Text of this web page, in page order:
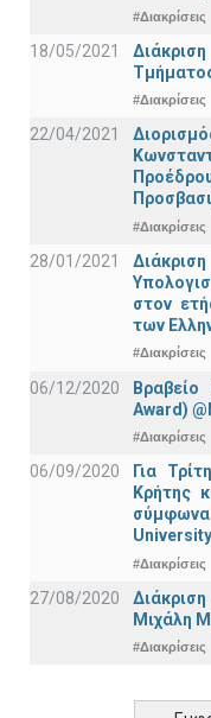
#Διακρίσεις
18/05/2021
#Διακρίσεις
22/04/2021
#Διακρίσεις
28/01/2021
στον
των
#Διακρίσεις
06/12/2020
Award)
#Διακρίσεις
06/09/2020
Για
Κρήτης
#Διακρίσεις
27/08/2020
Μιχάλη
#Διακρίσεις